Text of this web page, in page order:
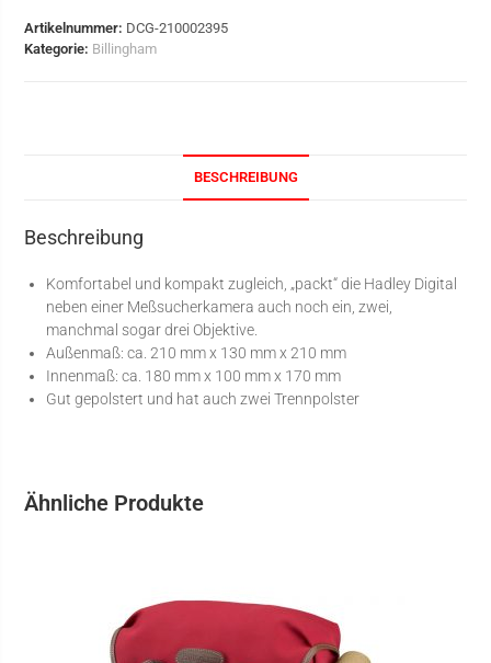
Artikelnummer: DCG-210002395
Kategorie: Billingham
BESCHREIBUNG
Beschreibung
Komfortabel und kompakt zugleich, „packt“ die Hadley Digital
neben einer Meßsucherkamera auch noch ein, zwei,
manchmal sogar drei Objektive.
Außenmaß: ca. 210 mm x 130 mm x 210 mm
Innenmaß: ca. 180 mm x 100 mm x 170 mm
Gut gepolstert und hat auch zwei Trennpolster
Ähnliche Produkte